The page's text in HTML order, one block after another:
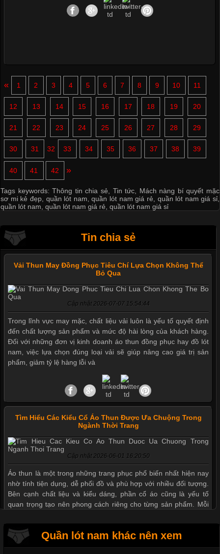
« 1 2 3 4 5 6 7 8 9 10 11
12 13 14 15 16 17 18 19 20
21 22 23 24 25 26 27 28 29
30 31 32 33 34 35 36 37 38 39
40 41 42 »
Tags keywords:Thông tin chia sẻ Tin tức
Mách nàng bí quyết mặc
sơ mi kẻ đẹp, quần lót nam ,quần lót nam giá rẻ quần lót nam giá sỉ
quần lót nam quần lót nam giá rẻ quần lót nam giá sỉ
Tin chia sẻ
Vải Thun May Đồng Phục Tiêu Chí Lựa Chọn Không Thể
Bỏ Qua
Cập nhật 2026-07-07 15:54:44
Trong lĩnh vực may mặc, chất liệu vải luôn là yếu tố quyết định
đến chất lượng sản phẩm và mức độ hài lòng của khách hàng.
Đối với những đơn vị kinh doanh áo thun đồng phục hay đồ lót
nam, việc lựa chọn đúng loại vải sẽ giúp nâng cao giá trị sản
phẩm, giảm tỷ lệ hàng lỗi và
Tìm Hiểu Các Kiểu Cổ Áo Thun Được Ưa Chuộng Trong
Ngành Thời Trang
Cập nhật 2026-06-01 16:20:50
Áo thun là một trong những trang phục phổ biến nhất hiện nay
nhờ tính tiện dụng, dễ phối đồ và phù hợp với nhiều đối tượng.
Bên cạnh chất liệu và kiểu dáng, phần cổ áo cũng là yếu tố
quan trọng tạo nên phong cách riêng cho từng sản phẩm. Mỗi
Quần lót nam khác nên xem
Mẫu quần short quần lót nam nữ hè thu 2017
Thị hiều quần lót nam bơi lội nam và nữ 2017